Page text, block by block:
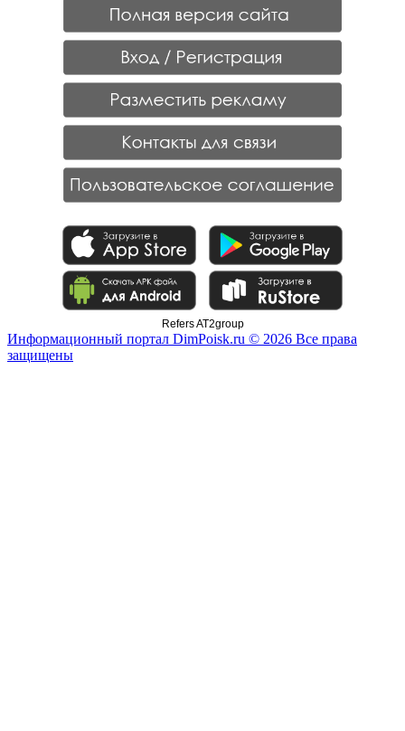
Refers AT2group
Информационный портал DimPoisk.ru © 2026 Все права
защищены